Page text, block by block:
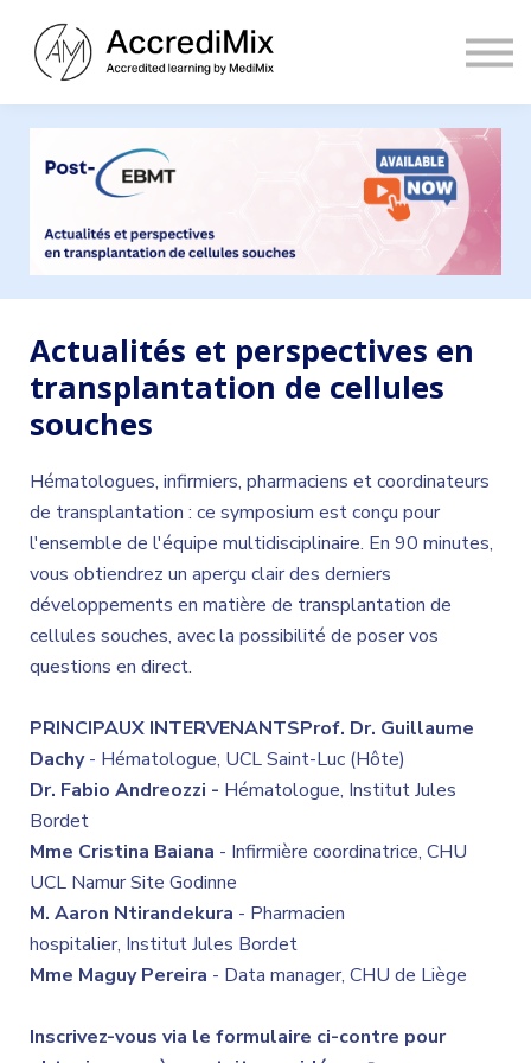
Contact
Sign in
Actualités et perspectives en
transplantation de cellules
souches
Hématologues, infirmiers, pharmaciens et coordinateurs
de transplantation : ce symposium est conçu pour
l'ensemble de l'équipe multidisciplinaire. En 90 minutes,
vous obtiendrez un aperçu clair des derniers
développements en matière de transplantation de
cellules souches, avec la possibilité de poser vos
questions en direct.
PRINCIPAUX INTERVENANTSProf. Dr. Guillaume
Dachy- Hématologue, UCL Saint-Luc (Hôte)
Dr. Fabio Andreozzi - Hématologue, Institut Jules
Bordet
Mme Cristina Baiana - Infirmière coordinatrice, CHU
UCL Namur Site Godinne
M. Aaron Ntirandekura - Pharmacien
hospitalier, Institut Jules Bordet
Mme Maguy Pereira - Data manager, CHU de Liège
Inscrivez-vous via le formulaire ci-contre pour